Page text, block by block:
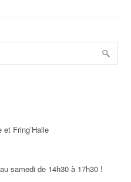
Fring’Halle
samedi de 14h30 à 17h30 !